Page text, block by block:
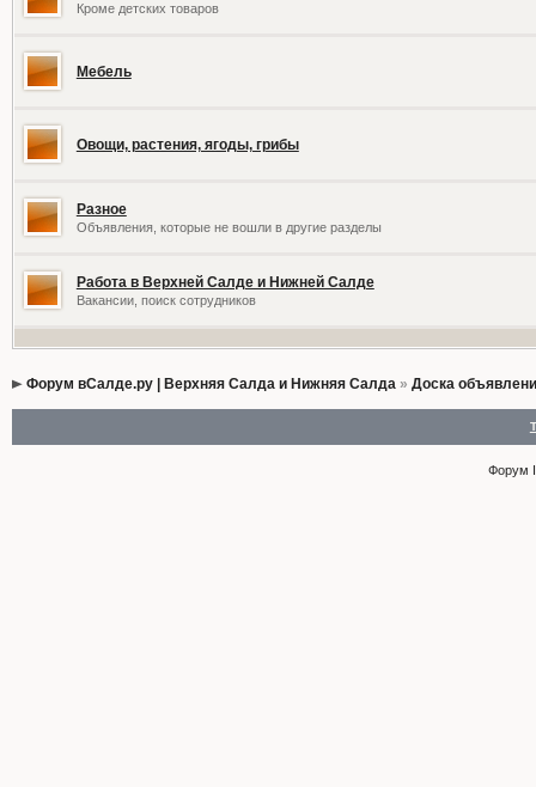
Кроме детских товаров
Мебель
Овощи, растения, ягоды, грибы
Разное
Объявления, которые не вошли в другие разделы
Работа в Верхней Салде и Нижней Салде
Вакансии, поиск сотрудников
Форум вСалде.ру | Верхняя Салда и Нижняя Салда» Доска
Форум